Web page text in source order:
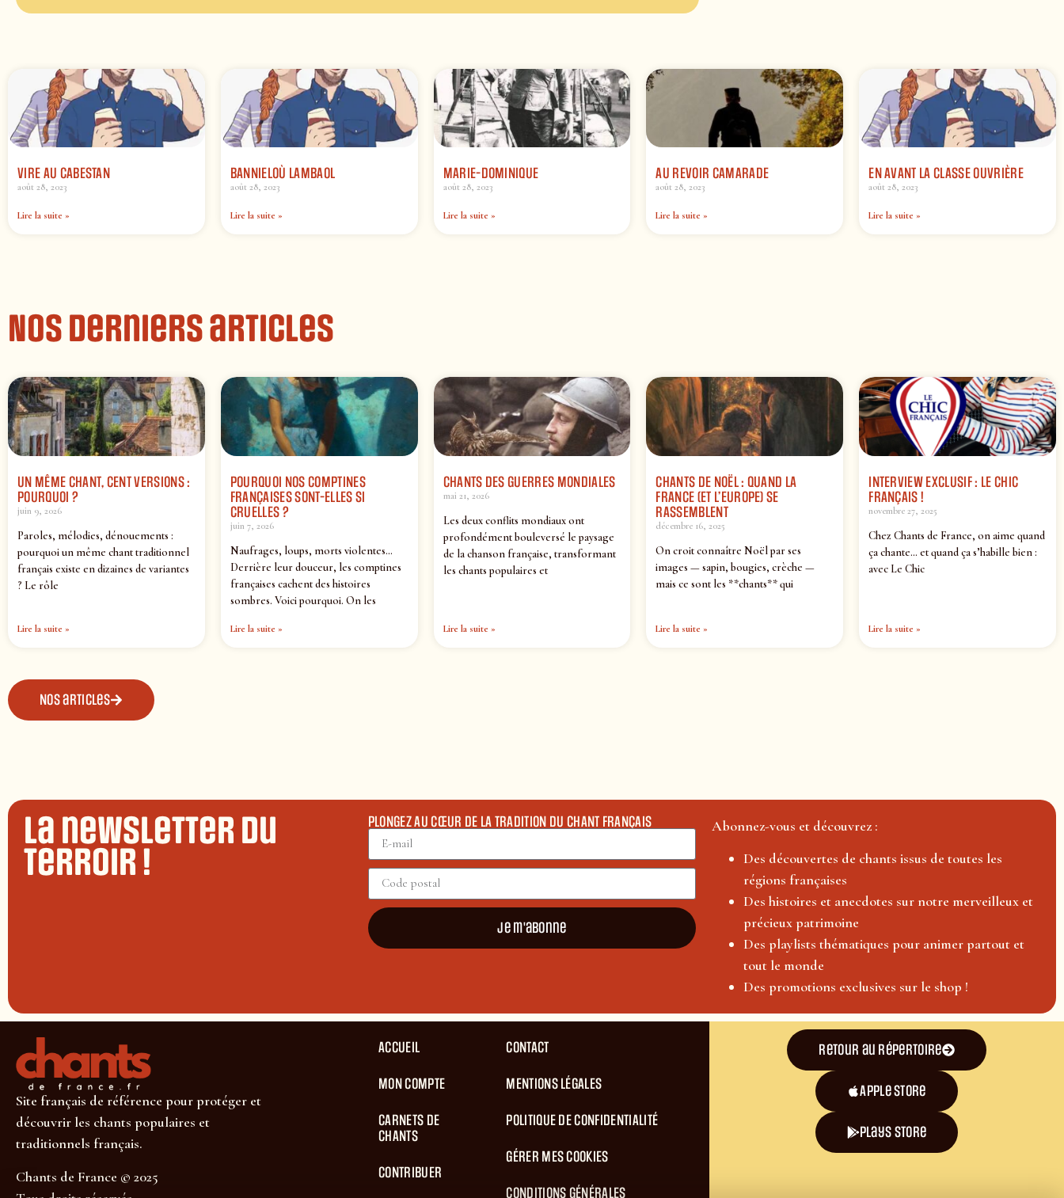
VIRE AU CABESTAN
août 28, 2023
Lire la suite »
BANNIELOÙ LAMBAOL
août 28, 2023
Lire la suite »
MARIE-DOMINIQUE
août 28, 2023
Lire la suite »
AU REVOIR CAMARADE
août 28, 2023
Lire la suite »
EN AVANT LA CLASSE OUVRIÈRE
août 28, 2023
Lire la suite »
Nos derniers articles
UN MÊME CHANT, CENT VERSIONS :
POURQUOI ?
juin 9, 2026
Paroles, mélodies, dénouements :
pourquoi un même chant traditionnel
français existe en dizaines de variantes
? Le rôle
Lire la suite »
POURQUOI NOS COMPTINES
FRANÇAISES SONT-ELLES SI
CRUELLES ?
juin 7, 2026
Naufrages, loups, morts violentes…
Derrière leur douceur, les comptines
françaises cachent des histoires
sombres. Voici pourquoi. On les
Lire la suite »
CHANTS DES GUERRES MONDIALES
mai 21, 2026
Les deux conflits mondiaux ont
profondément bouleversé le paysage
de la chanson française, transformant
les chants populaires et
Lire la suite »
CHANTS DE NOËL : QUAND LA
FRANCE (ET L’EUROPE) SE
RASSEMBLENT
décembre 16, 2025
On croit connaître Noël par ses
images — sapin, bougies, crèche —
mais ce sont les **chants** qui
Lire la suite »
INTERVIEW EXCLUSIF : LE CHIC
FRANÇAIS !
novembre 27, 2025
Chez Chants de France, on aime quand
ça chante… et quand ça s’habille bien :
avec Le Chic
Lire la suite »
Nos articles
La newsletter du
terroir !
PLONGEZ AU CŒUR DE LA TRADITION DU CHANT FRANÇAIS
Je m'abonne
Abonnez-vous et découvrez :
Des découvertes de chants issus de toutes les
régions françaises
Des histoires et anecdotes sur notre merveilleux et
précieux patrimoine
Des playlists thématiques pour animer partout et
tout le monde
Des promotions exclusives sur le shop !
Site français de référence pour protéger et
découvrir les chants populaires et
traditionnels français.
Chants de France © 2025
ACCUEIL
MON COMPTE
CARNETS DE
CHANTS
CONTRIBUER
CONTACT
MENTIONS LÉGALES
POLITIQUE DE CONFIDENTIALITÉ
GÉRER MES COOKIES
CONDITIONS GÉNÉRALES
Retour au répertoire
Apple Store
plays store